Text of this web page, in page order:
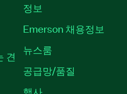
견
정보
Emerson 채용정보
뉴스룸
공급망/품질
행사